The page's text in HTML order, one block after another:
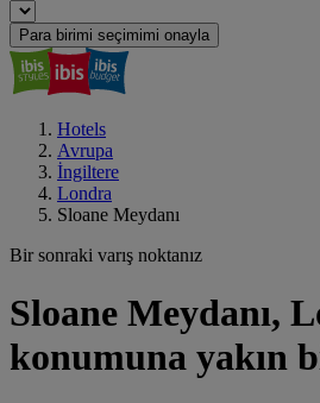
Para birimi seçimimi onayla
Hotels
Avrupa
İngiltere
Londra
Sloane Meydanı
Bir sonraki varış noktanız
Sloane Meydanı,
konumuna yakın